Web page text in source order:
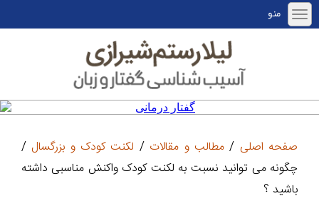
منو
صفحه اصلی /مطالب و مقالات / لکنت کودک و بزرگسال /
چگونه می توانید نسبت به لکنت کودک واکنش مناسبی داشته
باشید ؟